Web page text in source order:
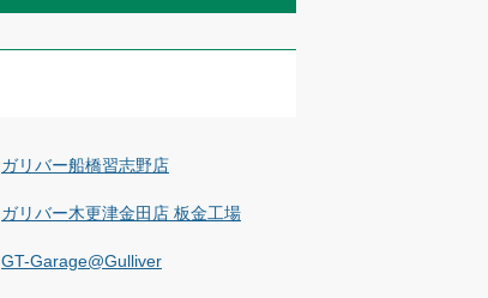
ガリバー船橋習志野店
ガリバー木更津金田店 板金工場
GT-Garage@Gulliver